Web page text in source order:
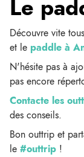
Le
Découvre vite
et le paddle à
N'hésite pas à
pas encore
Contacte les
des conseils.
Bon outtrip et
le #outtrip !